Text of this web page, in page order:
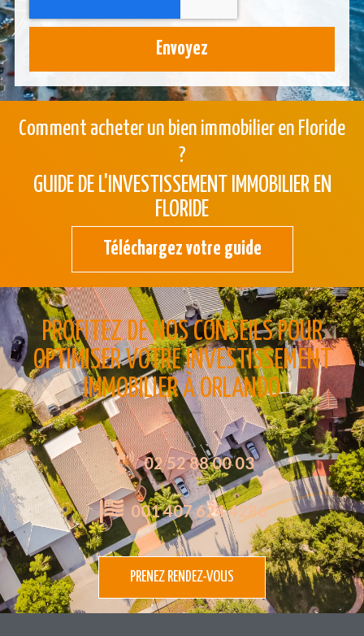
Envoyez
Comment acheter un bien immobilier en Floride
?
GUIDE DE L'INVESTISSEMENT IMMOBILIER EN
FLORIDE
Téléchargez votre guide
PROFITEZ DE NOS CONSEILS POUR
OPTIMISER VOTRE INVESTISSEMENT
IMMOBILIER À ORLANDO
02 52 88 00 03
001 407 624 4286
PRENEZ RENDEZ-VOUS